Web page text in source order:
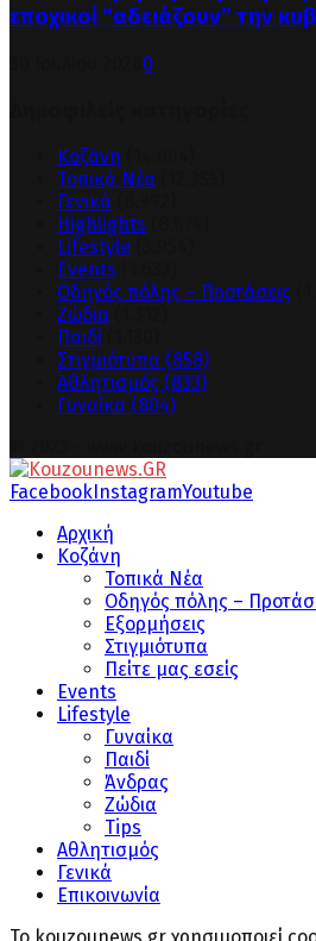
εποχικοί “αδειάζουν” την
0
Κοζάνη
Τοπικά Νέα
Γενικά
Highlights
Lifestyle
Events
Οδηγός πόλης – Προτάσεις
Ζώδια
Παιδί
Στιγμιότυπα (858)
Αθλητισμός (833)
Γυναίκα (804)
Facebook InstagramYoutube
Αρχική
Κοζάνη
Τοπικά Νέα
Οδηγός πόλης –
Εξορμήσεις
Στιγμιότυπα
Πείτε μας εσείς
Events
Lifestyle
Γυναίκα
Παιδί
Άνδρας
Ζώδια
Tips
Αθλητισμός
Γενικά
Επικοινωνία